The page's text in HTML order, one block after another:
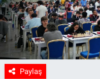
Paylaş